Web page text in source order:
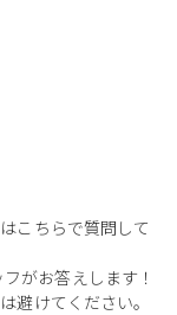
こちらで質問して
がお答えします！
避けてください。